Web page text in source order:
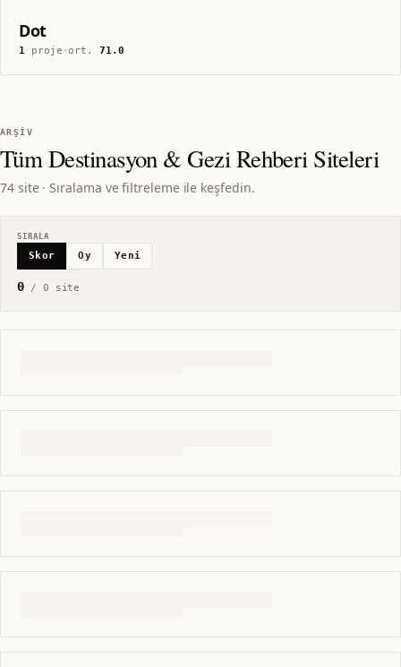
Dot
1proje ·ort.71.0
ARŞIV
TümDestinasyon & Gezi RehberiSiteleri
74 site · Sıralama ve filtreleme ile keşfedin.
SIRALA
Skor Oy Yeni
0/ 0 site